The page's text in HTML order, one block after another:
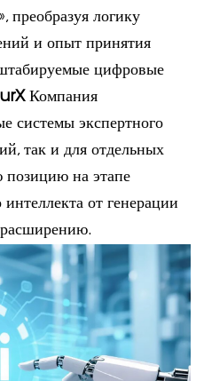
преобразуя логику
и опыт принятия
цифровые
Компания
системы экспертного
так и для отдельных
позицию на этапе
от генерации